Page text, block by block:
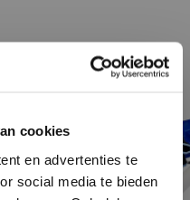
cookies
en advertenties te
social media te bieden